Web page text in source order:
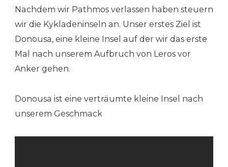
Nachdem wir Pathmos verlassen haben steuern
wir die Kykladeninseln an. Unser erstes Ziel ist
Donousa, eine kleine Insel auf der wir das erste
Mal nach unserem Aufbruch von Leros vor
Anker gehen.
Donousa ist eine verträumte kleine Insel nach
unserem Geschmack